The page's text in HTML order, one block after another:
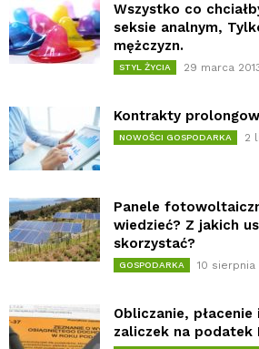
Wszystko co
seksie analnym,
mężczyzn.
STYL ŻYCIA 29 marca
Kontrakty
NOWOŚCI GOSPODARKA 2
Panele
wiedzieć? Z jakich
skorzystać?
GOSPODARKA 10 sierpnia
Obliczanie,
zaliczek na podatek